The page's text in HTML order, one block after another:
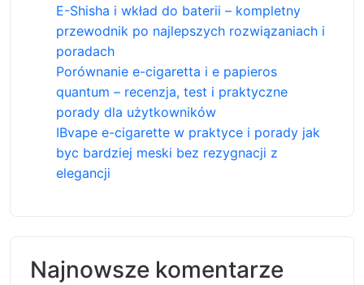
E-Shisha i wkład do baterii – kompletny
przewodnik po najlepszych rozwiązaniach i
poradach
Porównanie e-cigaretta i e papieros
quantum – recenzja, test i praktyczne
porady dla użytkowników
IBvape e-cigarette w praktyce i porady jak
byc bardziej meski bez rezygnacji z
elegancji
Najnowsze komentarze